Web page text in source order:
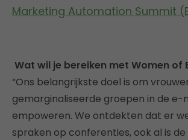
Marketing Automation Summit
Wat wil je bereiken met Women of
“Ons belangrijkste doel is om
gemarginaliseerde groepen in de e-
empoweren. We ontdekten dat er
spraken op conferenties, ook al is